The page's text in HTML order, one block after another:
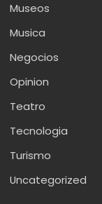
Museos
Musica
Negocios
Opinion
Teatro
Tecnologia
Turismo
Uncategorized